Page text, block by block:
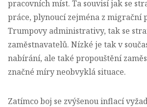
pracovních míst. Ta souvisí jak se
práce, plynoucí zejména z migrační
Trumpovy administrativy, tak se
zaměstnavatelů. Nízké je tak v
nabírání, ale také propouštění
značné míry neobvyklá situace.
Zatímco boj se zvýšenou inflací